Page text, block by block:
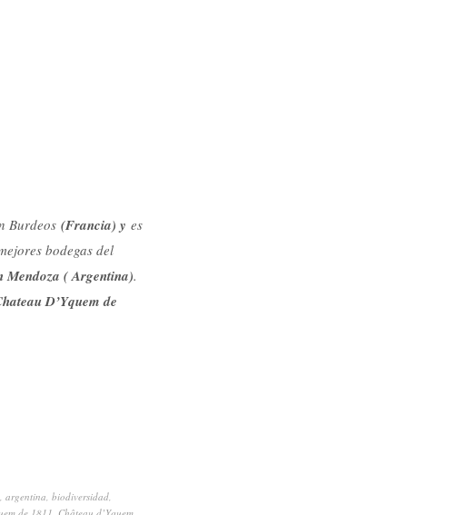
Burdeos (Francia) y es
bodegas del
Mendoza ( Argentina).
D’Yquem de
, argentina, biodiversidad,